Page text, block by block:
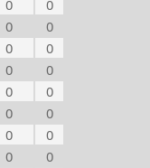
0
0
0
0
0
0
0
0
0
0
0
0
0
0
0
0